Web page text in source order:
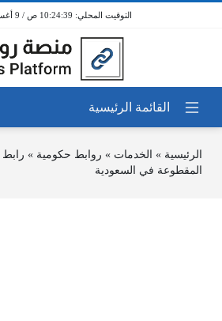
10:24:39 ص / 9 أغسطس 2026
الرئيسية » الخدمات » روابط حكومية » رابط
المقطوعة في السعودية